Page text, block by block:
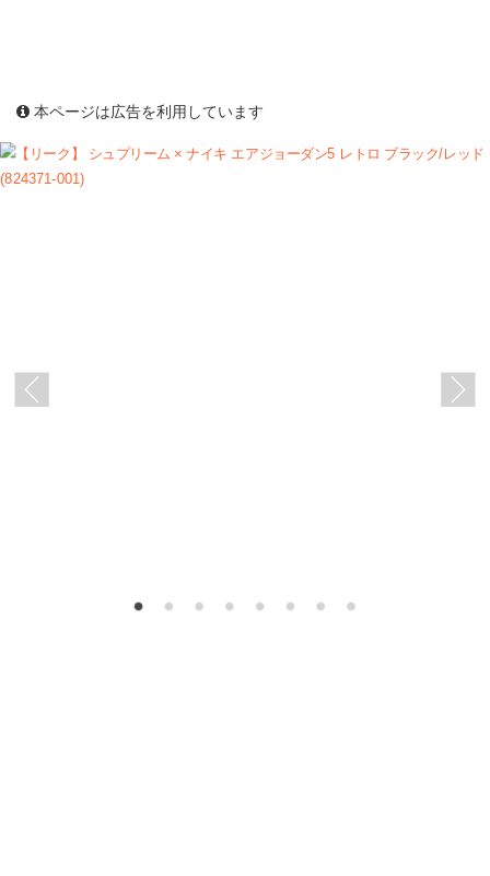
本ページは広告を利用しています